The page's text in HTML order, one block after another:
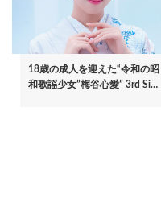
18歳の成人を迎えた“令和の昭
和歌謡少女”梅谷心愛” 3rd Si…